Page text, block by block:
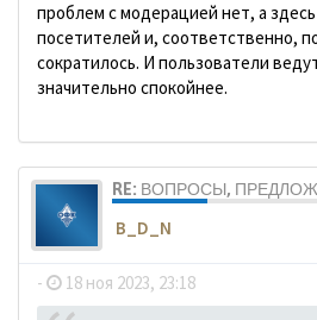
проблем с модерацией нет, а
посетителей и, соответственно,
сократилось. И пользователи
значительно спокойнее.
RE: ВОПРОСЫ,
B_D_N
- 18 ноя 2023, 23:18